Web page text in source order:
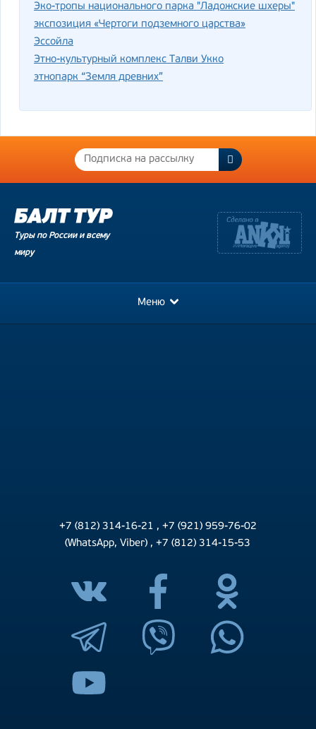
Эко-тропы национального парка "Ладожские шхеры"
экспозиция «Чертоги подземного царства»
Эссойла
Этно-культурный комплекс Талви Укко
этнопарк “Земля древних”
Туры по России и всему
миру
Меню
+7 (812) 314-16-21 , +7 (921) 959-76-02
(WhatsApp, Viber) ,+7 (812) 314-15-53